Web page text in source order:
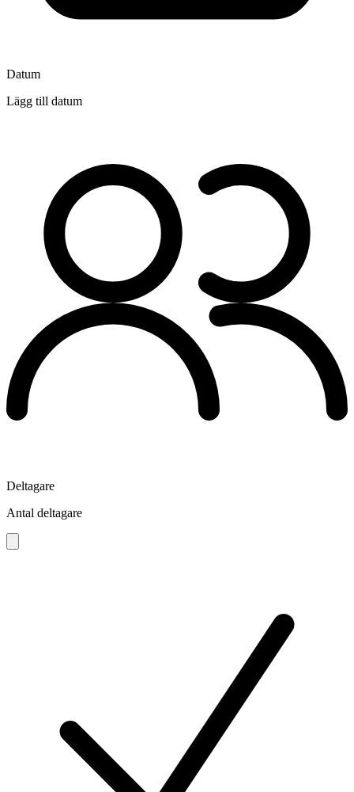
Datum
Lägg till datum
Deltagare
Antal deltagare